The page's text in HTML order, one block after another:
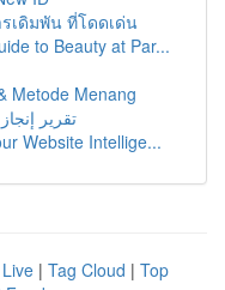
เดิมพัน ที่โดดเด่น
to Beauty at Par...
Metode Menang
تقرير
Website Intellige...
Live | Tag Cloud | Top